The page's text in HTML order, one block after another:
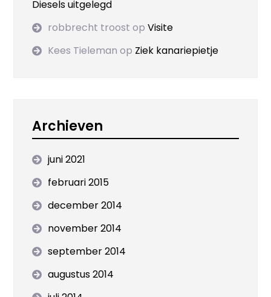
Diesels uitgelegd
robbrecht troost opVisite
Kees Tieleman op Ziek kanariepietje
Archieven
juni 2021
februari 2015
december 2014
november 2014
september 2014
augustus 2014